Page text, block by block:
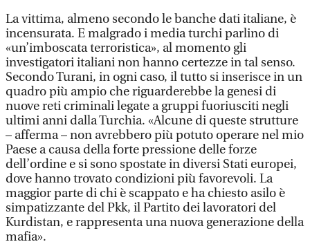
La vittima, almeno secondo le banche dati italiane, è
incensurata. E malgrado i media turchi parlino di
«un’imboscata terroristica», al momento gli
investigatori italiani non hanno certezze in tal senso.
Secondo Turani, in ogni caso, il tutto si inserisce in un
quadro più ampio che riguarderebbe la genesi di
nuove reti criminali legate a gruppi fuoriusciti negli
ultimi anni dalla Turchia. «Alcune di queste strutture
– afferma – non avrebbero più potuto operare nel mio
Paese a causa della forte pressione delle forze
dell’ordine e si sono spostate in diversi Stati europei,
dove hanno trovato condizioni più favorevoli. La
maggior parte di chi è scappato e ha chiesto asilo è
simpatizzante del Pkk, il Partito dei lavoratori del
Kurdistan, e rappresenta una nuova generazione della
mafia».